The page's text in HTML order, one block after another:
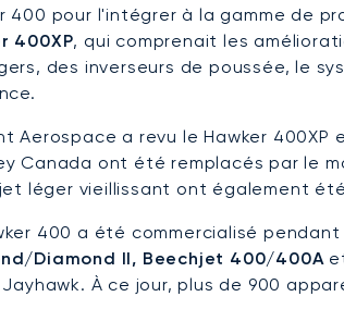
400 pour l'intégrer à la gamme de
400XP, qui comprenait les
des inverseurs de poussée, le
Aerospace a revu le Hawker 400XP
Canada ont été remplacés par le
léger vieillissant ont également
400 a été commercialisé
Diamond II, Beechjet 400/400A
Jayhawk. À ce jour, plus de 900